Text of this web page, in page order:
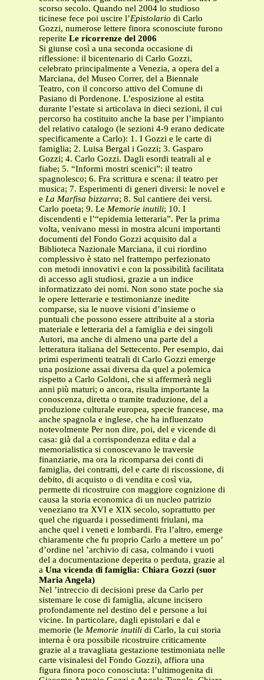
scorso secolo. Quando nel 2004 lo studioso
ticinese fece poi uscire l’Epistolario di Carlo
Gozzi, numerose lettere finora sconosciute furono
reperite Le ricorrenze del 2006
Si giunse così a una seconda occasione di
riflessione: il bicentenario di Carlo Gozzi,
celebrato principalmente a Venezia, a opera del a
Marciana, del Museo Correr, del a Biennale
Teatro, con il concorso attivo del Comune di
Pasiano di Pordenone. L’esposizione al estita
durante l’estate si articolava in dieci sezioni, il cui
percorso ha costituito anche la base per l’impianto
del relativo catalogo (le sezioni 4-9 erano dedicate
specificamente a Carlo): 1. I Gozzi e le carte di
famiglia; 2. Luisa Bergal i Gozzi; 3. Gasparo
Gozzi; 4. Carlo Gozzi. Dagli esordi teatrali al e
fiabe; 5. “Informi mostri scenici”: il teatro
spagnolesco; 6. Fra scrittura e scena: il teatro per
musica; 7. Esperimenti di generi diversi: le novel e
e La Marfisa bizzarra; 8. Sul cantiere dei versi.
Carlo poeta; 9. Le Memorie inutili; 10. I
discendenti e l’“epidemia letteraria”. Per la prima
volta, venivano messi in mostra alcuni importanti
documenti del Fondo Gozzi acquisito dal a
Biblioteca Nazionale Marciana, il cui riordino
complessivo è stato nel frattempo perfezionato
con metodi innovativi e con la possibilità facilitata
di accesso agli studiosi, grazie a un indice
informatizzato dei nomi. Non sono state poche sia
le opere letterarie e testimonianze inedite
comparse, sia le nuove visioni d’insieme o
puntuali che possono essere attribuite al a storia
materiale e letteraria del a famiglia e dei singoli
Autori, ma anche di almeno una parte del a
letteratura italiana del Settecento. Per esempio, dai
primi esperimenti teatrali di Carlo Gozzi emerge
una posizione assai diversa da quel a polemica
rispetto a Carlo Goldoni, che si affermerà negli
anni più maturi; o ancora, risulta importante la
conoscenza, diretta o tramite traduzione, del a
produzione culturale europea, specie francese, ma
anche spagnola e inglese, che ha influenzato
notevolmente Per non dire, poi, del e vicende di
casa: già dal a corrispondenza edita e dal a
memorialistica si conoscevano le traversie
finanziarie, ma ora la ricomparsa dei conti di
famiglia, dei contratti, del e carte di riscossione, di
debito, di acquisto o di vendita e così via,
permette di ricostruire con maggiore cognizione di
causa la storia economica di un nucleo patrizio
veneziano tra XVI e XIX secolo, soprattutto per
quel che riguarda i possedimenti friulani, ma
anche quel i veneti e lombardi. Fra l’altro, emerge
chiaramente che fu proprio Carlo a mettere un po’
d’ordine nel ’archivio di casa, colmando i vuoti
del a documentazione deperita o perduta, grazie al
a Una vicenda di famiglia: Chiara Gozzi (suor
Maria Angela)
Nel ’intreccio di decisioni prese da Carlo per
sistemare le cose di famiglia, alcune incisero
profondamente nel destino del e persone a lui
vicine. In particolare, dagli epistolari e dal e
memorie (le Memorie inutili di Carlo, la cui storia
interna è ora possibile ricostruire criticamente
grazie al a travagliata gestazione testimoniata nelle
carte visinalesi del Fondo Gozzi), affiora una
figura finora poco conosciuta: l’ultimogenita di